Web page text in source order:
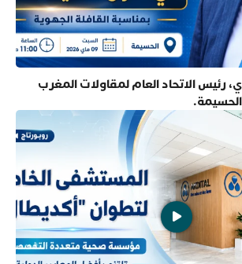
رئيس الاتحاد العام لمقاولات المغرب